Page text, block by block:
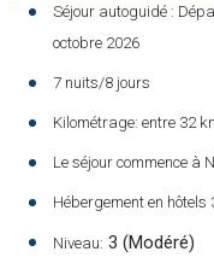
Séjour autoguidé :
octobre 2026
7 nuits/8 jours
Kilométrage: entre 32
Le séjour commence à
Hébergement en hôtels
Niveau: 3 (Modéré)